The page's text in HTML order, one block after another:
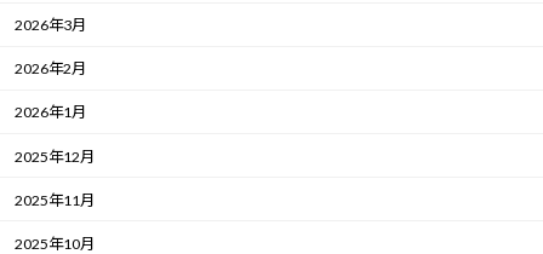
2026年3月
2026年2月
2026年1月
2025年12月
2025年11月
2025年10月